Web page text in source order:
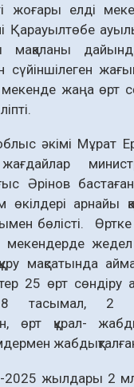
жоғары елді
Қарауылтөбе
мақаланы
сүйіншілеген
мекенде жаңа өрт
әкімі Мұрат
Әрінов
өкілдері арнайы
бөлісті. Өртке
мекендерде
мақсатында
25 өрт сөндіру
тасымал, 2
өрт құрал-
жылдары 2